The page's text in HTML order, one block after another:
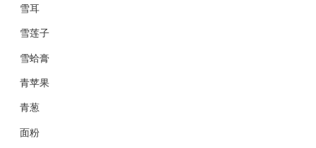
雪耳
雪莲子
雪蛤膏
青苹果
青葱
面粉